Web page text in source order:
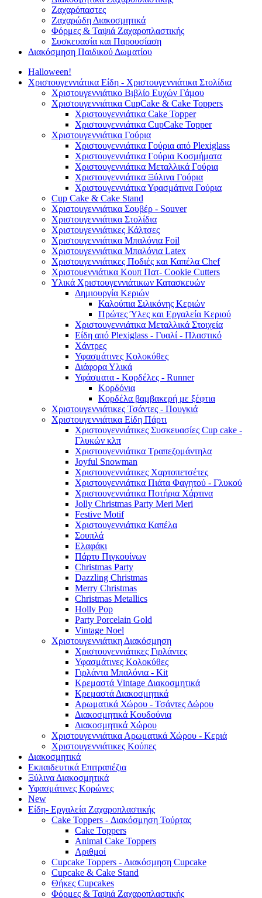
Ζαχαρόπαστες
Ζαχαρώδη Διακοσμητικά
Φόρμες & Ταψιά Ζαχαροπλαστικής
Συσκευασία και Παρουσίαση
Διακόσμηση Παιδικού Δωματίου
Halloween!
Χριστουγεννιάτικα Είδη - Χριστουγεννιάτικα Στολίδια
Χριστουγεννιάτικο Βιβλίο Ευχών Γάμου
Χριστουγεννιάτικα CupCake & Cake Toppers
Χριστουγεννιάτικα Cake Topper
Χριστουγεννιάτικα CupCake Topper
Χριστουγεννιάτικα Γούρια
Χριστουγεννιάτικα Γούρια από Plexiglass
Χριστουγεννιάτικα Γούρια Κοσμήματα
Χριστουγεννιάτικα Μεταλλικά Γούρια
Χριστουγεννιάτικα Ξύλινα Γούρια
Χριστουγεννιάτικα Υφασμάτινα Γούρια
Cup Cake & Cake Stand
Χριστουγεννιάτικα Σουβέρ - Souver
Χριστουγεννιάτικα Στολίδια
Χριστουγεννιάτικες Κάλτσες
Χριστουγεννιάτικα Μπαλόνια Foil
Χριστουγεννιάτικα Μπαλόνια Latex
Χριστουγεννιάτικες Ποδιές και Καπέλα Chef
Χριστουεννιάτικα Κουπ Πατ- Cookie Cutters
Υλικά Χριστουγεννιάτικων Κατασκευών
Δημιουργία Κεριών
Καλούπια Σιλικόνης Κεριών
Πρώτες Ύλες και Εργαλεία Κεριού
Χριστουγεννιάτικα Μεταλλικά Στοιχεία
Είδη από Plexiglass - Γυαλί - Πλαστικό
Χάντρες
Υφασμάτινες Κολοκύθες
Διάφορα Υλικά
Υφάσματα - Κορδέλες - Runner
Κορδόνια
Κορδέλα βαμβακερή με ξέφτια
Χριστουγεννιάτικες Τσάντες - Πουγκιά
Χριστουγεννιάτικα Είδη Πάρτι
Χριστουγεννιάτικες Συσκευασίες Cup cake -
Γλυκών κλπ
Χριστουγεννιάτικα Τραπεζομάντηλα
Joyful Snowman
Χριστουγεννιάτικες Χαρτοπετσέτες
Χριστουγεννιάτικα Πιάτα Φαγητού - Γλυκού
Χριστουγεννιάτικα Ποτήρια Χάρτινα
Jolly Christmas Party Meri Meri
Festive Motif
Χριστουγεννιάτικα Καπέλα
Σουπλά
Ελαφάκι
Πάρτυ Πιγκουίνων
Christmas Party
Dazzling Christmas
Merry Christmas
Christmas Metallics
Holly Pop
Party Porcelain Gold
Vintage Noel
Χριστουγεννιάτικη Διακόσμηση
Χριστουγεννιάτικες Γιρλάντες
Υφασμάτινες Κολοκύθες
Γιρλάντα Μπαλόνια - Kit
Κρεμαστά Vintage Διακοσμητικά
Κρεμαστά Διακοσμητικά
Αρωματικά Χώρου - Τσάντες Δώρου
Διακοσμητικά Κουδούνια
Διακοσμητικά Χώρου
Χριστουγεννιάτικα Αρωματικά Χώρου - Κεριά
Χριστουγεννιάτικες Κούπες
Διακοσμητικά
Εκπαιδευτικά Επιτραπέζια
Ξύλινα Διακοσμητικά
Υφασμάτινες Κορώνες
New
Είδη- Εργαλεία Ζαχαροπλαστικής
Cake Toppers - Διακόσμηση Τούρτας
Cake Toppers
Animal Cake Toppers
Αριθμοί
Cupcake Toppers - Διακόσμηση Cupcake
Cupcake & Cake Stand
Θήκες Cupcakes
Φόρμες & Ταψιά Ζαχαροπλαστικής